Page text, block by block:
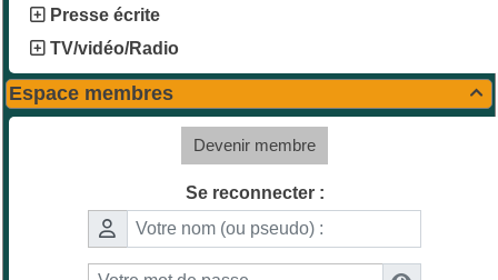
Presse écrite
TV/vidéo/Radio

Espace membres
Devenir membre
Se reconnecter :